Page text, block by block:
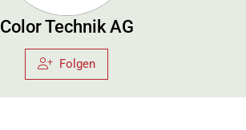
Color Technik AG
Folgen